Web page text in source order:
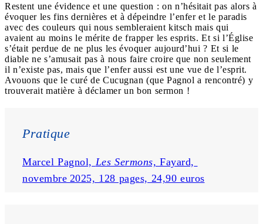
Restent une évidence et une question : on n’hésitait pas alors à
évoquer les fins dernières et à dépeindre l’enfer et le paradis
avec des couleurs qui nous sembleraient kitsch mais qui
avaient au moins le mérite de frapper les esprits. Et si l’Église
s’était perdue de ne plus les évoquer aujourd’hui ? Et si le
diable ne s’amusait pas à nous faire croire que non seulement
il n’existe pas, mais que l’enfer aussi est une vue de l’esprit.
Avouons que le curé de Cucugnan (que Pagnol a rencontré) y
trouverait matière à déclamer un bon sermon !
Pratique
Marcel Pagnol, Les Sermons, Fayard,
novembre 2025, 128 pages, 24,90 euros